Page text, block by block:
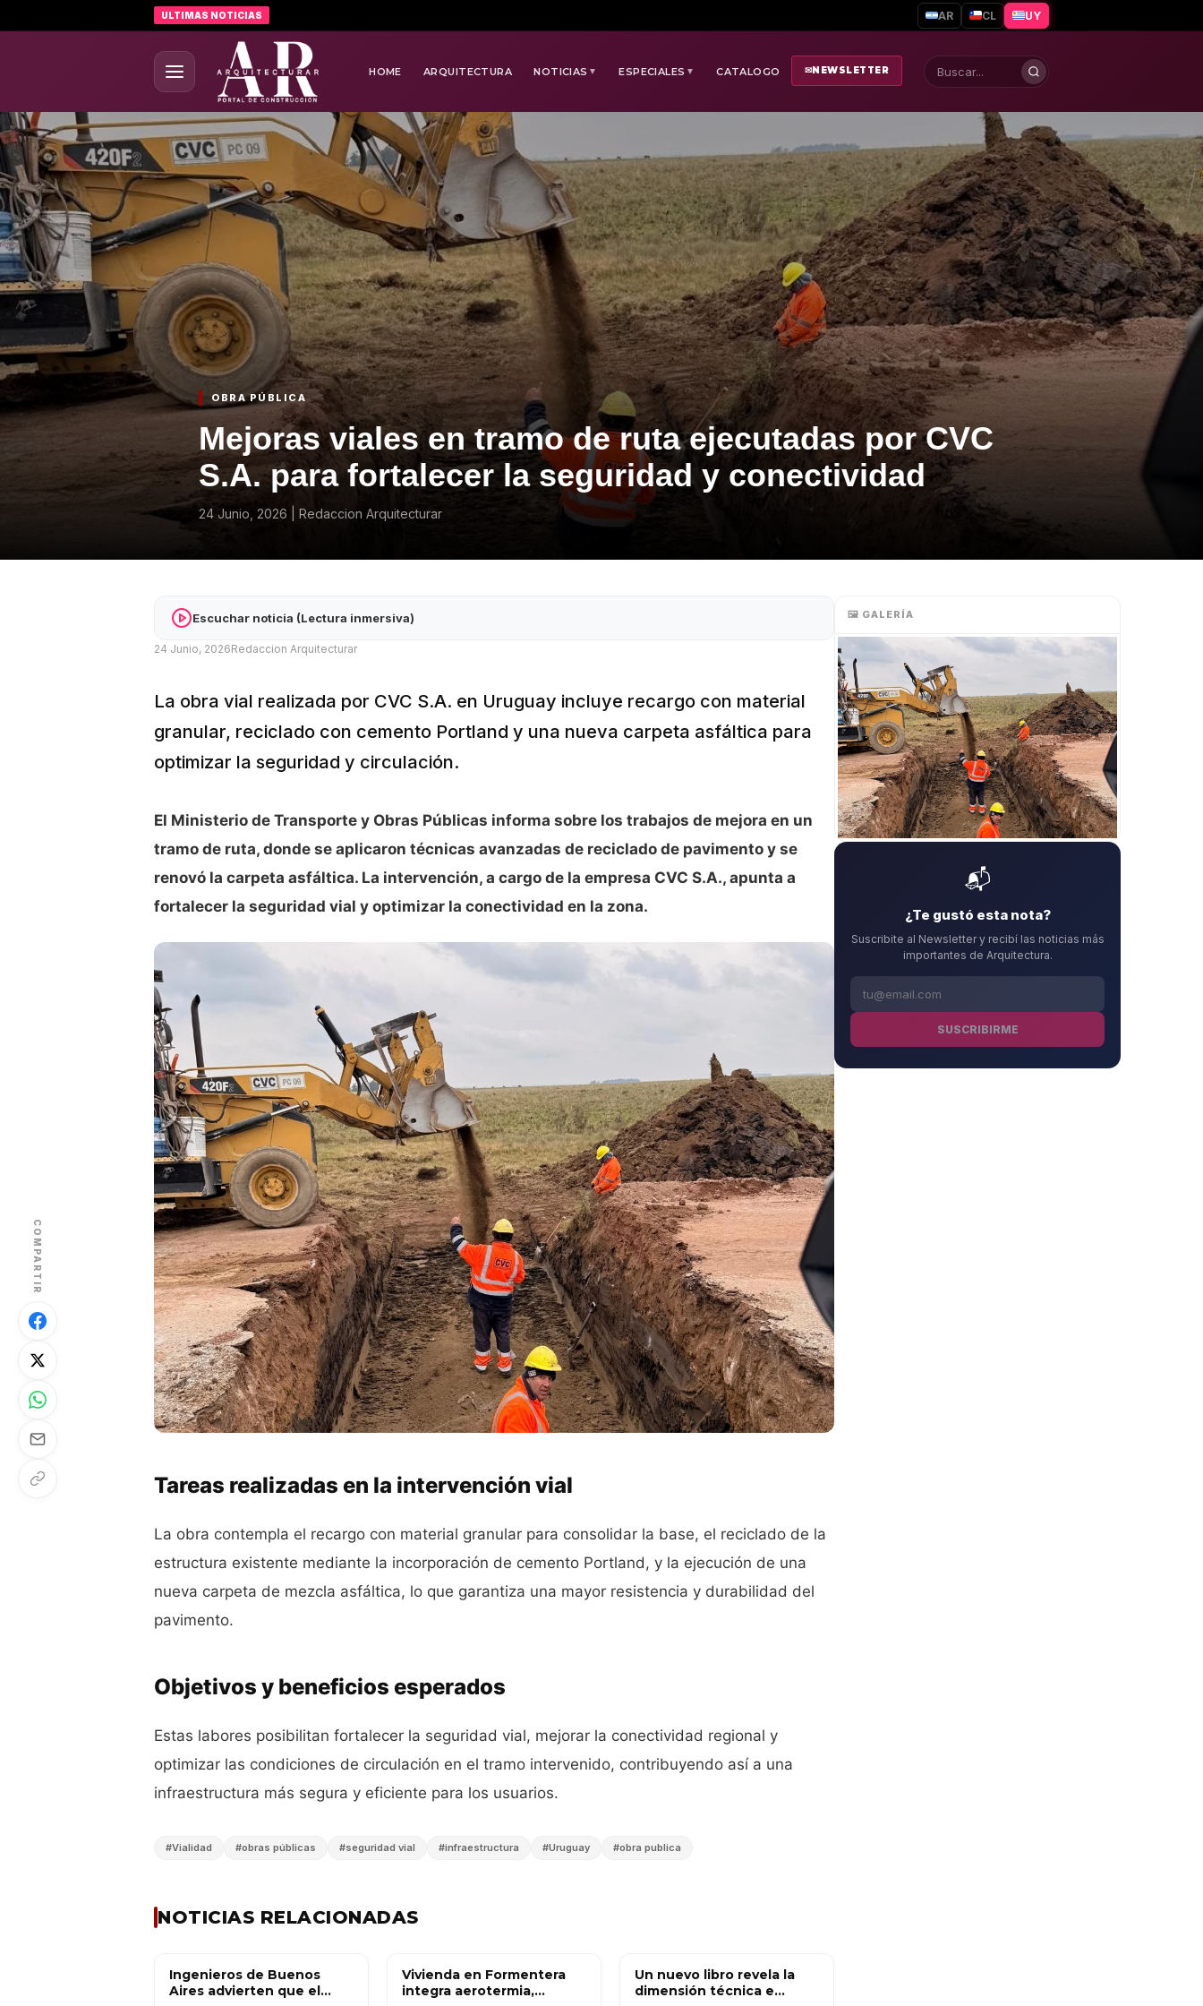
ULTIMAS NOTICIAS AR CL UY
HOME ARQUITECTURA NOTICIAS ▼ ESPECIALES ▼ CATALOGO ✉NEWSLETTER
COMPARTIR
OBRA PÚBLICA
Mejoras viales en tramo de ruta ejecutadas por CVC
S.A. para fortalecer la seguridad y conectividad
24 Junio, 2026 Redaccion Arquitecturar
Escuchar noticia (Lectura inmersiva)
24 Junio, 2026Redaccion Arquitecturar
La obra vial realizada por CVC S.A. en Uruguay incluye recargo con material
granular, reciclado con cemento Portland y una nueva carpeta asfáltica para
optimizar la seguridad y circulación.
El Ministerio de Transporte y Obras Públicas informa sobre los trabajos de mejora en un
tramo de ruta, donde se aplicaron técnicas avanzadas de reciclado de pavimento y se
renovó la carpeta asfáltica. La intervención, a cargo de la empresa CVC S.A., apunta a
fortalecer la seguridad vial y optimizar la conectividad en la zona.
Tareas realizadas en la intervención vial
La obra contempla el recargo con material granular para consolidar la base, el reciclado de la
estructura existente mediante la incorporación de cemento Portland, y la ejecución de una
nueva carpeta de mezcla asfáltica, lo que garantiza una mayor resistencia y durabilidad del
pavimento.
Objetivos y beneficios esperados
Estas labores posibilitan fortalecer la seguridad vial, mejorar la conectividad regional y
optimizar las condiciones de circulación en el tramo intervenido, contribuyendo así a una
infraestructura más segura y eficiente para los usuarios.
#Vialidad #obras públicas #seguridad vial #infraestructura #Uruguay #obra publica
NOTICIAS RELACIONADAS
OBRA PÚBLICA
Ingenieros de Buenos
Aires advierten que el
OBRA PÚBLICA
Vivienda en Formentera
integra aerotermia,
OBRA PÚBLICA
Un nuevo libro revela la
dimensión técnica e
🖼️ GALERÍA
📬
¿Te gustó esta nota?
Suscribite al Newsletter y recibí las noticias más
importantes de Arquitectura.
SUSCRIBIRME